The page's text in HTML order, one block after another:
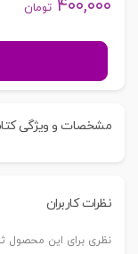
۴۰۰,۰۰۰ تومان
جرم
شناسی
مشخصات و ویژگی
نظرات کاربران
نظری برای این محصول